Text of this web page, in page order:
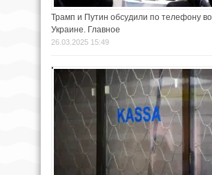
Трамп и Путин обсудили по телефону
Украине. Главное
26.03.2025 15:49